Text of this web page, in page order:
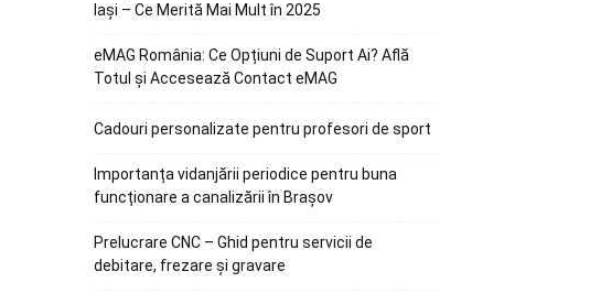
Iași – Ce Merită Mai Mult în 2025
eMAG România: Ce Opțiuni de Suport Ai? Află
Totul și Accesează Contact eMAG
Cadouri personalizate pentru profesori de sport
Importanța vidanjării periodice pentru buna
funcționare a canalizării în Brașov
Prelucrare CNC – Ghid pentru servicii de
debitare, frezare și gravare